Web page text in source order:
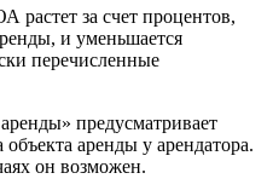
растет за счет процентов,
и уменьшается
перечисленные
предусматривает
аренды у арендатора.
он возможен.